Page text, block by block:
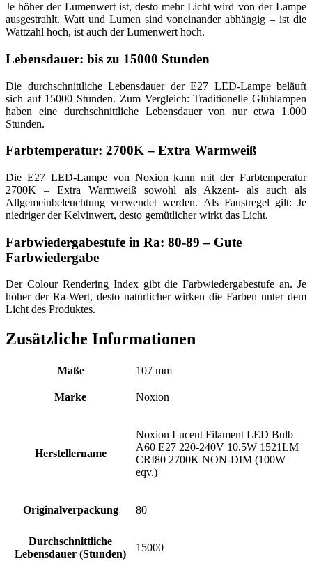
Je höher der Lumenwert ist, desto mehr Licht wird von der Lampe
ausgestrahlt. Watt und Lumen sind voneinander abhängig – ist die
Wattzahl hoch, ist auch der Lumenwert hoch.
Lebensdauer: bis zu 15000 Stunden
Die durchschnittliche Lebensdauer der E27 LED-Lampe beläuft
sich auf 15000 Stunden. Zum Vergleich: Traditionelle Glühlampen
haben eine durchschnittliche Lebensdauer von nur etwa 1.000
Stunden.
Farbtemperatur: 2700K – Extra Warmweiß
Die E27 LED-Lampe von Noxion kann mit der Farbtemperatur
2700K – Extra Warmweiß sowohl als Akzent- als auch als
Allgemeinbeleuchtung verwendet werden. Als Faustregel gilt: Je
niedriger der Kelvinwert, desto gemütlicher wirkt das Licht.
Farbwiedergabestufe in Ra: 80-89 – Gute
Farbwiedergabe
Der Colour Rendering Index gibt die Farbwiedergabestufe an. Je
höher der Ra-Wert, desto natürlicher wirken die Farben unter dem
Licht des Produktes.
Zusätzliche Informationen
Maße 107 mm
Marke Noxion
Herstellername
Noxion Lucent Filament LED Bulb
A60 E27 220-240V 10.5W 1521LM
CRI80 2700K NON-DIM (100W
eqv.)
Originalverpackung 80
Durchschnittliche
Lebensdauer (Stunden)
15000